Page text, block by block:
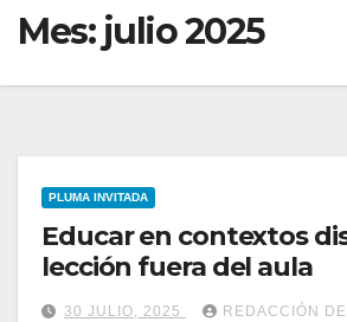
Mes: julio 2025
PLUMA INVITADA
Educar en contextos
lección fuera del aula
30 JULIO, 2025 REDACCIÓN